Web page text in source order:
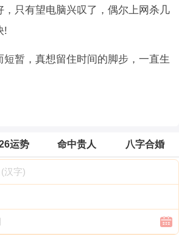
，只有望电脑兴叹了，偶尔上网杀几
!
短暂，真想留住时间的脚步，一直生
运势 命中贵人 八字合婚